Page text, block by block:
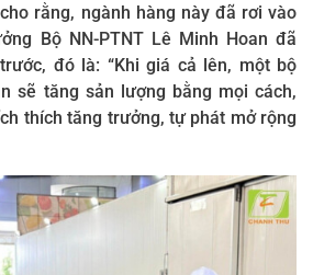
rằng, ngành hàng này đã rơi vào
Bộ NN-PTNT Lê Minh Hoan đã
đó là: “Khi giá cả lên, một bộ
sẽ tăng sản lượng bằng mọi cách,
thích tăng trưởng, tự phát mở rộng